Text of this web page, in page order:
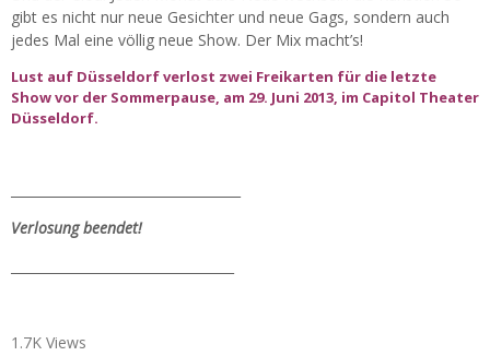
gibt es nicht nur neue Gesichter und neue Gags, sondern auch
jedes Mal eine völlig neue Show. Der Mix macht’s!
Lust auf Düsseldorf verlost zwei Freikarten für die letzte
Show vor der Sommerpause, am 29. Juni 2013, im Capitol Theater
Düsseldorf.
Verlosung beendet!
1.7K Views